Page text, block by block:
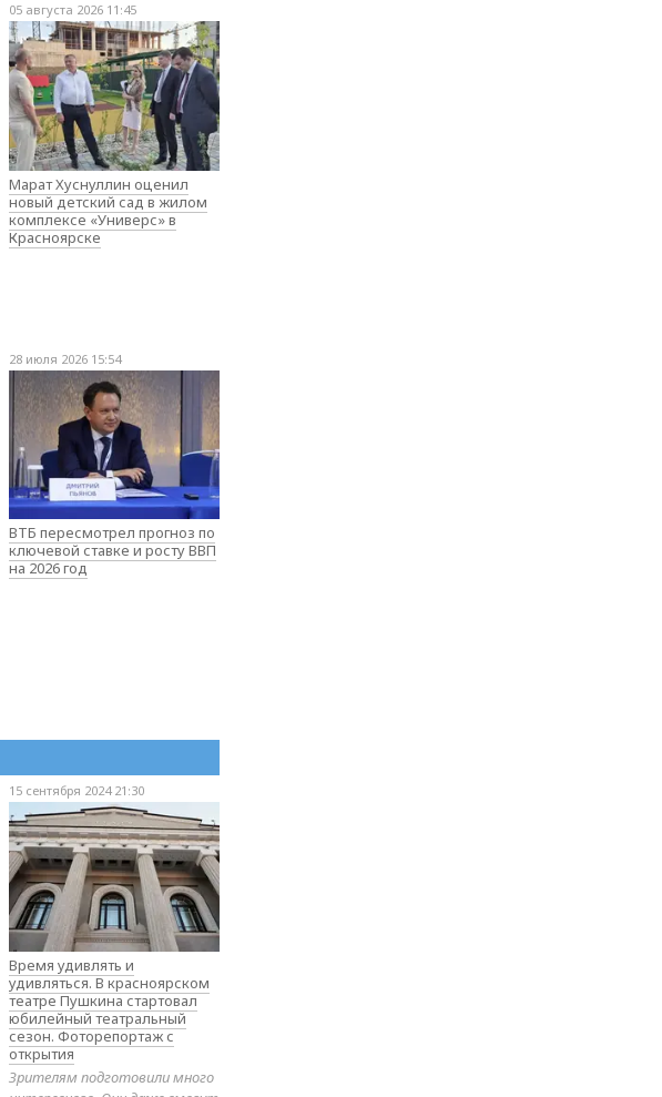
05 августа 2026 11:45
Марат Хуснуллин оценил
новый детский сад в жилом
комплексе «Универс» в
Красноярске
28 июля 2026 15:54
ВТБ пересмотрел прогноз по
ключевой ставке и росту ВВП
на 2026 год
15 сентября 2024 21:30
Время удивлять и
удивляться. В красноярском
театре Пушкина стартовал
юбилейный театральный
сезон. Фоторепортаж с
открытия
Зрителям подготовили много